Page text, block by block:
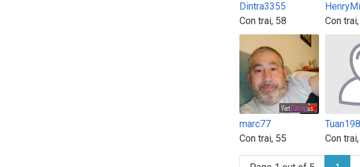
Dintra3355
Con trai, 58
Con
marc77
Con trai, 55
Con